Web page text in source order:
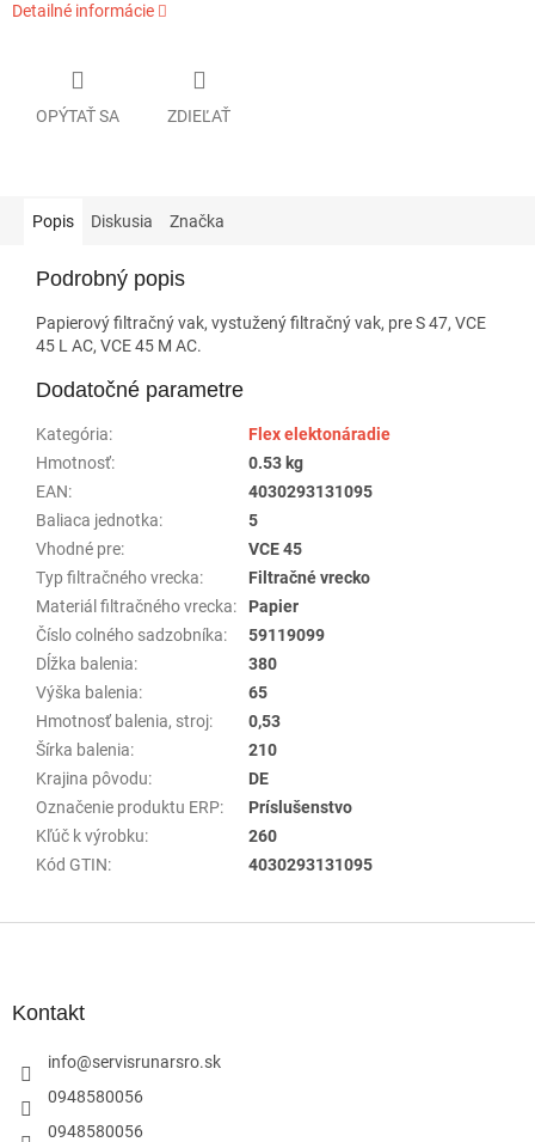
Detailné informácie
OPÝTAŤ SA ZDIEĽAŤ
Popis Diskusia Značka
Podrobný popis
Papierový filtračný vak, vystužený filtračný vak, pre S 47, VCE
45 L AC, VCE 45 M AC.
Dodatočné parametre
Kategória:
Flex elektonáradie
Hmotnosť:
0.53 kg
EAN:
4030293131095
Baliaca jednotka:
5
Vhodné pre:
VCE 45
Typ filtračného vrecka:
Filtračné vrecko
Materiál filtračného vrecka:
Papier
Číslo colného sadzobníka:
59119099
Dĺžka balenia:
380
Výška balenia:
65
Hmotnosť balenia, stroj:
0,53
Šírka balenia:
210
Krajina pôvodu:
DE
Označenie produktu ERP:
Príslušenstvo
Kľúč k výrobku:
260
Kód GTIN: 4030293131095
Kontakt
info@servisrunarsro.sk
0948580056
0948580056